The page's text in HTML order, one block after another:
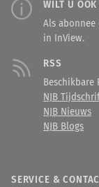
WILT U OOK
Als
in InView.
RSS
Beschikbare
NJB
NJB Nieuws
NJB Blogs
SERVICE &